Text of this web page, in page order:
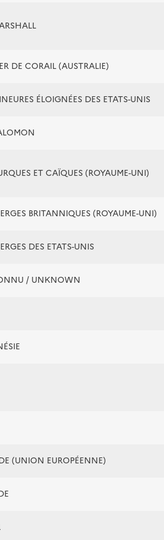
DE CORAIL (AUSTRALIE)
ÉLOIGNÉES DES ETATS-UNIS
ET CAÏQUES (ROYAUME-UNI)
BRITANNIQUES (ROYAUME-UNI)
DES ETATS-UNIS
/ UNKNOWN
(UNION EUROPÉENNE)